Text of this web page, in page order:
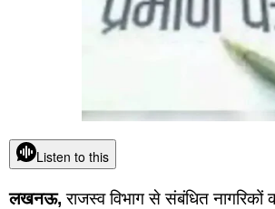
Listen to this
लखनऊ,राजस्व विभाग से संबंधित